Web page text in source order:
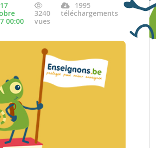
17
00:00
3240
vues
1995
téléchargements